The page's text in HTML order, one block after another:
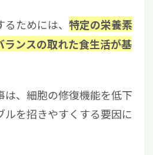
ためには、 特定の栄養素
ランスの取れた食生活が基
は、細胞の修復機能を低下
ルを招きやすくする要因に